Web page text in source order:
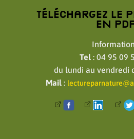
Téléchargez le
en PDF
Tel: 04 95 09
du lundi au vendredi
Mail: